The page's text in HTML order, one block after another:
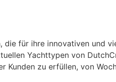
für ihre innovativen und
Yachttypen von
zu erfüllen, von